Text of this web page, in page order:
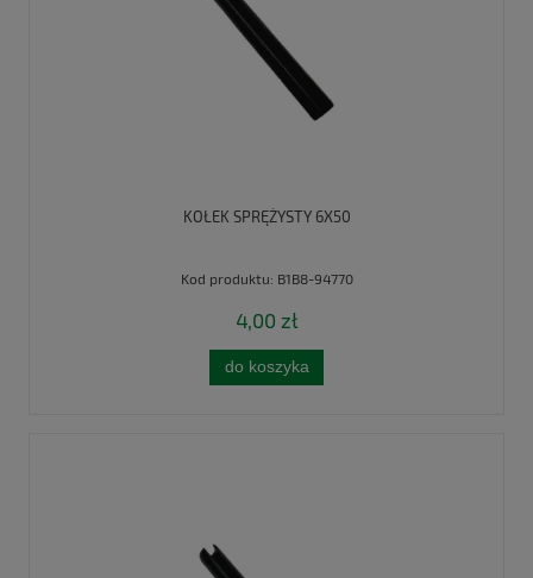
KOŁEK SPRĘŻYSTY 6X50
Kod produktu: B1B8-94770
4,00 zł
do koszyka